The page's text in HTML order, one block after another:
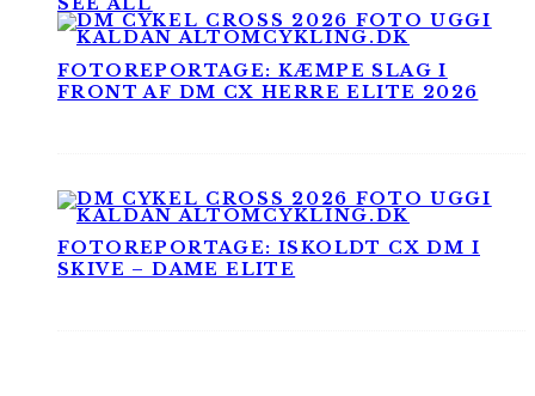
FOTOREPORTAGE: KÆMPE SLAG I
FRONT AF DM CX HERRE ELITE 2026
FOTOREPORTAGE: ISKOLDT CX DM I
SKIVE – DAME ELITE